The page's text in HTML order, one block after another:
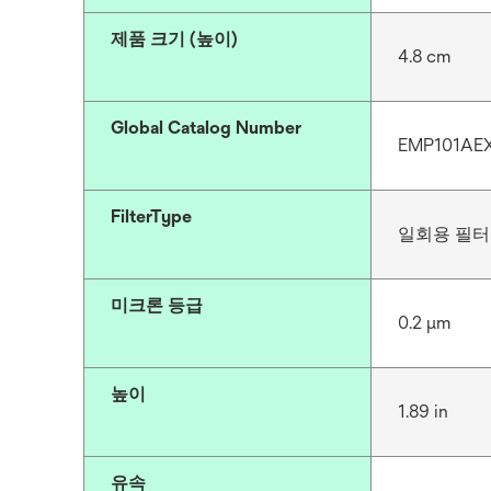
제품 크기 (높이)
4.8 cm
Global Catalog Number
FilterType
일회용 필터
미크론 등급
0.2 μm
높이
1.89 in
유속